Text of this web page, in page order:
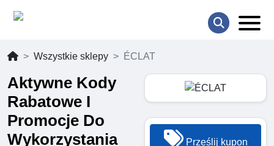
Wszystkie sklepy ÉCLAT
Aktywne Kody
Rabatowe I
Promocje Do
Wykorzystania
Prześlij kupon